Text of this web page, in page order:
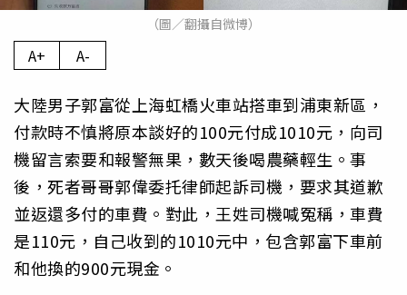
（圖／翻攝自微博）
A+ A-
大陸男子郭富從上海虹橋火車站搭車到浦東新區，
付款時不慎將原本談好的100元付成1010元，向司
機留言索要和報警無果，數天後喝農藥輕生。事
後，死者哥哥郭偉委托律師起訴司機，要求其道歉
並返還多付的車費。對此，王姓司機喊冤稱，車費
是110元，自己收到的1010元中，包含郭富下車前
和他換的900元現金。